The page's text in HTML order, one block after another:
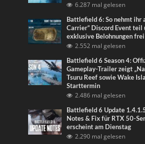
6.287 mal gelesen
Battlefield 6: So nehmt ihr
Carrier” Discord Event teil
exklusive Belohnungen frei
2.552 mal gelesen
Battlefield 6 Season 4:
Gameplay-Trailer zeigt
Tsuru Reef sowie Wake
Starttermin
2.486 mal gelesen
Battlefield 6 Update
Notes & Fix für RTX 50-
erscheint am Dienstag
2.290 mal gelesen